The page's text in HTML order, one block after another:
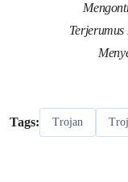
Tags: Trojan